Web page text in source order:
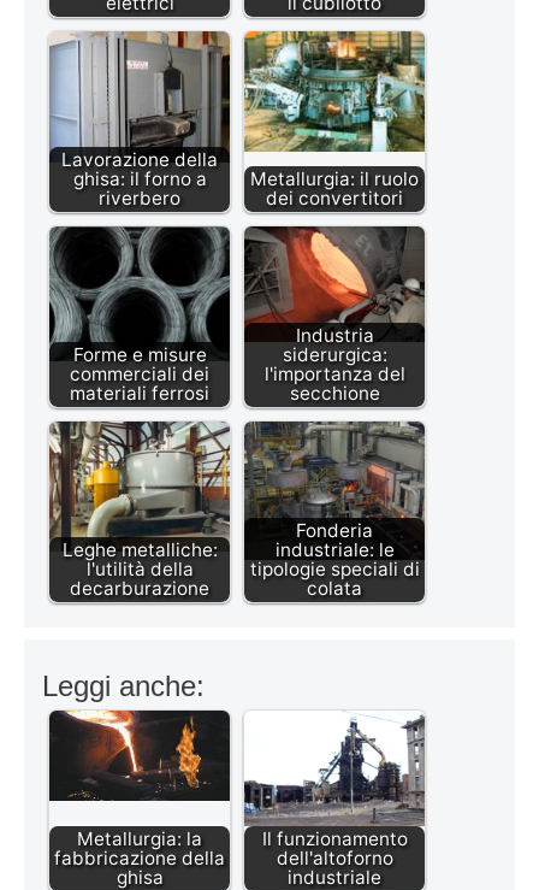
Lavorazione della
ghisa: il forno a
riverbero
Metallurgia: il ruolo
dei convertitori
Forme e misure
commerciali dei
materiali ferrosi
Industria
siderurgica:
l'importanza del
secchione
Leghe metalliche:
l'utilità della
decarburazione
Fonderia
industriale: le
tipologie speciali di
colata
Leggi anche:
Metallurgia: la
fabbricazione della
ghisa
Il funzionamento
dell'altoforno
industriale